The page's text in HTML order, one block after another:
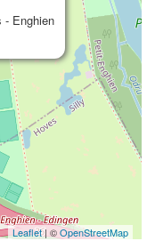
- Enghien
Leaflet| ©OpenStreetMap